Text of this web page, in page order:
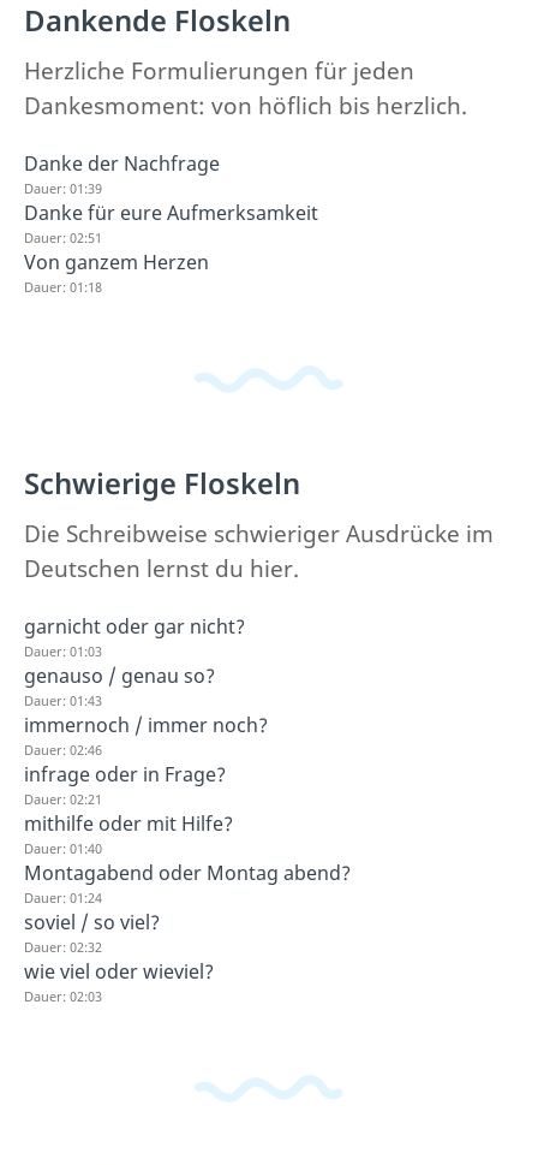
Dankende Floskeln
Herzliche Formulierungen für jeden
Dankesmoment: von höflich bis herzlich.
Danke der Nachfrage
Dauer: 01:39
Danke für eure Aufmerksamkeit
Dauer: 02:51
Von ganzem Herzen
Dauer: 01:18
Schwierige Floskeln
Die Schreibweise schwieriger Ausdrücke im
Deutschen lernst du hier.
garnicht oder gar nicht?
Dauer: 01:03
genauso / genau so?
Dauer: 01:43
immernoch / immer noch?
Dauer: 02:46
infrage oder in Frage?
Dauer: 02:21
mithilfe oder mit Hilfe?
Dauer: 01:40
Montagabend oder Montag abend?
Dauer: 01:24
soviel / so viel?
Dauer: 02:32
wie viel oder wieviel?
Dauer: 02:03